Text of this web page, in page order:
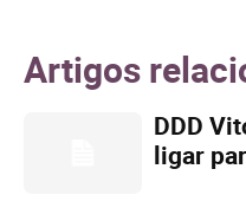
Artigos
DDD
ligar